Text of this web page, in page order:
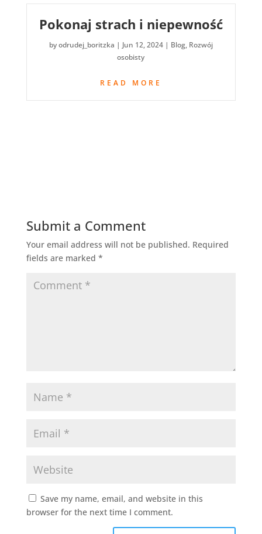
Pokonaj strach i niepewność
byodrudej_boritzka | Jun 12, 2024| Blog, Rozwój
osobisty
READ MORE
Submit a Comment
Your email address will not be published. Required
fields are marked *
Save my name, email, and website in this
browser for the next time I comment.